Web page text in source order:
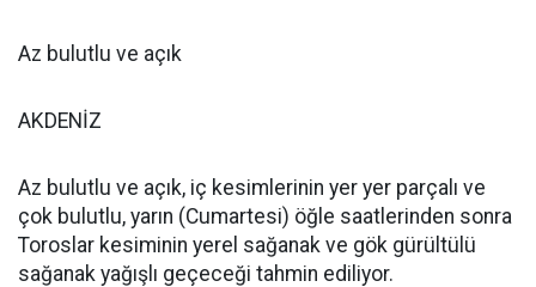
Az bulutlu ve açık
AKDENİZ
Az bulutlu ve açık, iç kesimlerinin yer yer parçalı ve
çok bulutlu, yarın (Cumartesi) öğle saatlerinden sonra
Toroslar kesiminin yerel sağanak ve gök gürültülü
sağanak yağışlı geçeceği tahmin ediliyor.